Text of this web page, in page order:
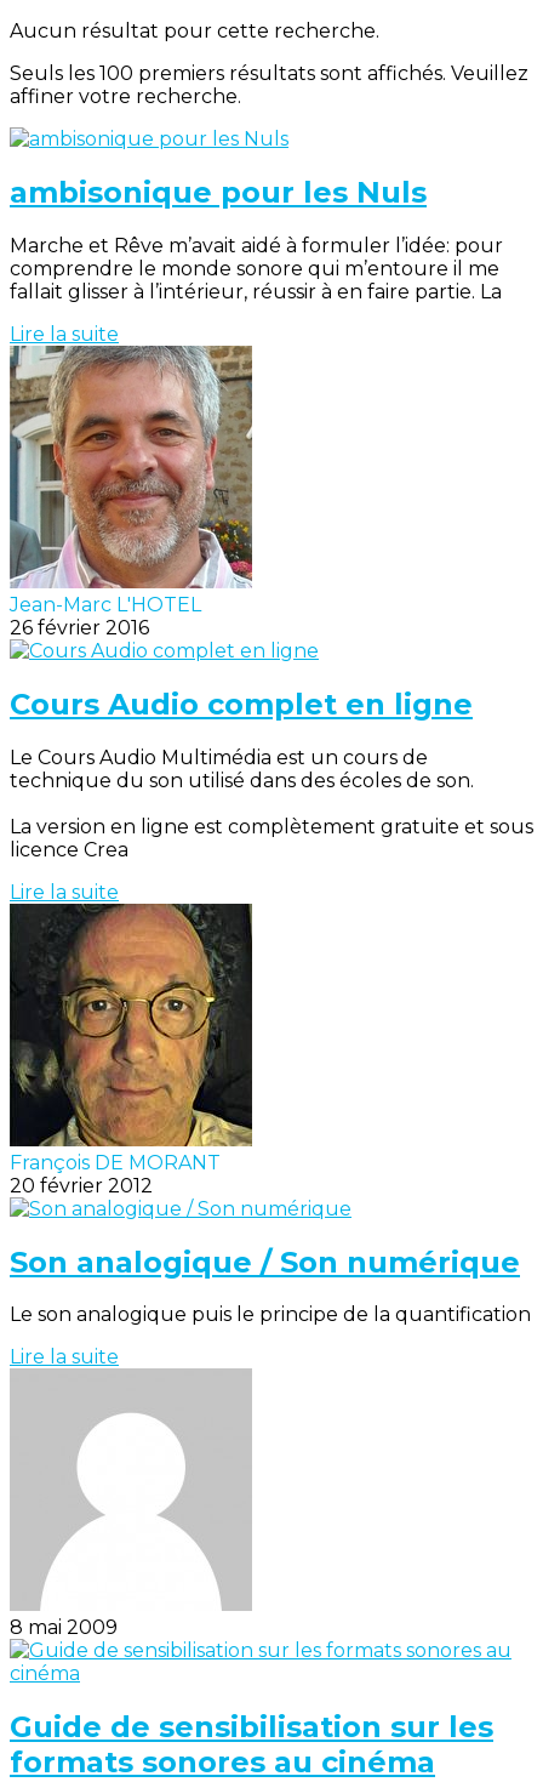
Aucun résultat pour cette recherche.
Seuls les 100 premiers résultats sont affichés. Veuillez
affiner votre recherche.
ambisonique pour les Nuls
Marche et Rêve m’avait aidé à formuler l’idée: pour
comprendre le monde sonore qui m’entoure il me
fallait glisser à l’intérieur, réussir à en faire partie. La
Lire la suite
Jean-Marc L'HOTEL
26 février 2016
Cours Audio complet en ligne
Le Cours Audio Multimédia est un cours de
technique du son utilisé dans des écoles de son.
La version en ligne est complètement gratuite et sous
licence Crea
Lire la suite
François DE MORANT
20 février 2012
Son analogique / Son numérique
Le son analogique puis le principe de la quantification
Lire la suite
8 mai 2009
Guide de sensibilisation sur les
formats sonores au cinéma